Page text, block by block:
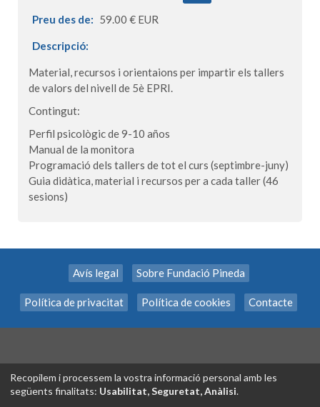
Preu des de: 59.00 € EUR
Descripció:
Material, recursos i orientaions per impartir els tallers
de valors del nivell de 5è EPRI.
Contingut:
Perfil psicològic de 9-10 años
Manual de la monitora
Programació dels tallers de tot el curs (septimbre-juny)
Guia didàtica, material i recursos per a cada taller (46
sesions)
Avís legal Sobre Fundació Pineda
Política de privacitat Política de cookies Contacte
Tecnología exclusiva deINSCRIPCION.ONLINE
Recopilem i processem la vostra informació personal amb les
següents finalitats: Usabilitat, Seguretat, Anàlisi.